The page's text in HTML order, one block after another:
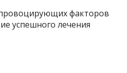
факторов
успешного лечения